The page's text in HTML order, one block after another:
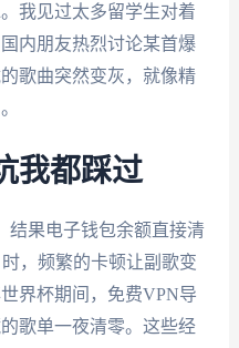
我见过太多留学生对着
内朋友热烈讨论某首爆
歌曲突然变灰，就像精
我都踩过
结果电子钱包余额直接清
，频繁的卡顿让副歌变
界杯期间，免费VPN导
歌单一夜清零。这些经